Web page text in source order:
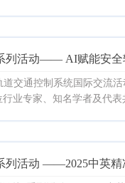
列活动—— AI赋能安
道交通控制系统国际交流
业专家、知名学者及代
列活动 ——2025中英